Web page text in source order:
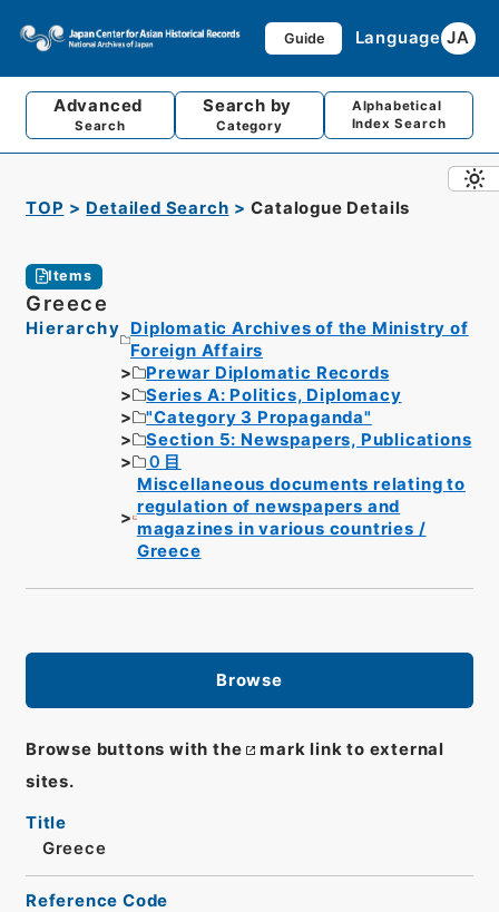
Guide Language JA
Advanced
Search
Search by
Category
Alphabetical
Index Search
TOP Detailed Search Catalogue Details
Items
Greece
Hierarchy
Diplomatic Archives of the Ministry of
Foreign Affairs
Prewar Diplomatic Records
Series A: Politics, Diplomacy
"Category 3 Propaganda"
Section 5: Newspapers, Publications
０目
Miscellaneous documents relating to
regulation of newspapers and
magazines in various countries /
Greece
Browse
Browse buttons with the
mark link to external
sites.
Title
Greece
Reference Code